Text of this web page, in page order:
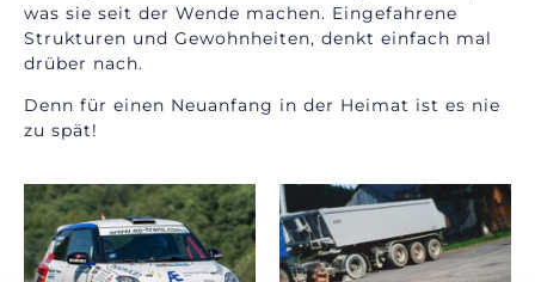
was sie seit der Wende machen. Eingefahrene
Strukturen und Gewohnheiten, denkt einfach mal
drüber nach.
Denn für einen Neuanfang in der Heimat ist es nie
zu spät!